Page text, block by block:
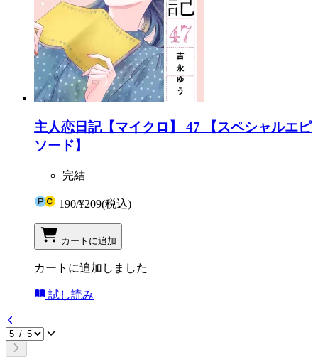
主人恋日記【マイクロ】 47 【スペシャルエピ
ソード】
完結
190/¥209(税込)
カートに追加
カートに追加しました
試し読み